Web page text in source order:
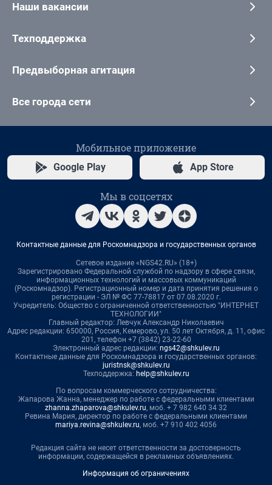
Наши вакансии
Техподдержка
Предвыборная агитация
Все города сети
Мобильное приложение
Google Play App Store
Мы в соцсетях
Контактные данные для Роскомнадзора и государственных органов
Сетевое издание «NGS42.RU» (18+)
Зарегистрировано Федеральной службой по надзору в сфере связи,
информационных технологий и массовых коммуникаций
(Роскомнадзор). Регистрационный номер и дата принятия решения о
регистрации - ЭЛ № ФС 77-78817 от 07.08.2020 г.
Учредитель: Общество с ограниченной ответственностью "ИНТЕРНЕТ
ТЕХНОЛОГИИ"
Главный редактор: Левчук Александр Николаевич
Адрес редакции: 650000, Россия, Кемерово, ул. 50 лет Октября, д. 11, офис
201, телефон +7 (3842) 23-22-60
Электронный адрес редакции: ngs42@shkulev.ru
Контактные данные для Роскомнадзора и государственных органов:
juristnsk@shkulev.ru
Техподдержка: help@shkulev.ru
По вопросам коммерческого сотрудничества:
Жапарова Жанна, менеджер по работе с федеральными клиентами
zhanna.zhaparova@shkulev.ru, моб. + 7 982 640 34 32
Ревина Мария, директор по работе с федеральными клиентами
mariya.revina@shkulev.ru, моб. +7 910 402 4056
Редакция сайта не несет ответственности за достоверность
информации, содержащейся в рекламных объявлениях.
Информация об ограничениях